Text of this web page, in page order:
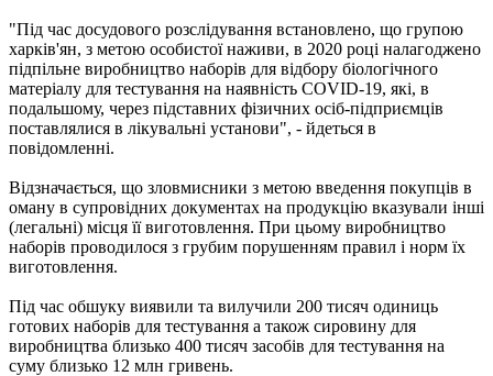
"Під час досудового розслідування встановлено, що групою
харків'ян, з метою особистої наживи, в 2020 році налагоджено
підпільне виробництво наборів для відбору біологічного
матеріалу для тестування на наявність COVID-19, які, в
подальшому, через підставних фізичних осіб-підприємців
поставлялися в лікувальні установи", - йдеться в
повідомленні.
Відзначається, що зловмисники з метою введення покупців в
оману в супровідних документах на продукцію вказували інші
(легальні) місця її виготовлення. При цьому виробництво
наборів проводилося з грубим порушенням правил і норм їх
виготовлення.
Під час обшуку виявили та вилучили 200 тисяч одиниць
готових наборів для тестування а також сировину для
виробництва близько 400 тисяч засобів для тестування на
суму близько 12 млн гривень.